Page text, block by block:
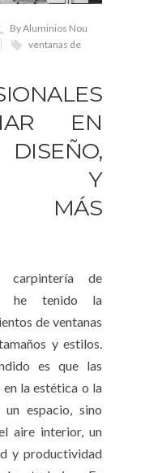
By Aluminios Nou
ventanas de
EN
Y
MÁS
carpintería de
he tenido la
de ventanas
y estilos.
es que las
la estética o la
espacio, sino
aire interior, un
y productividad